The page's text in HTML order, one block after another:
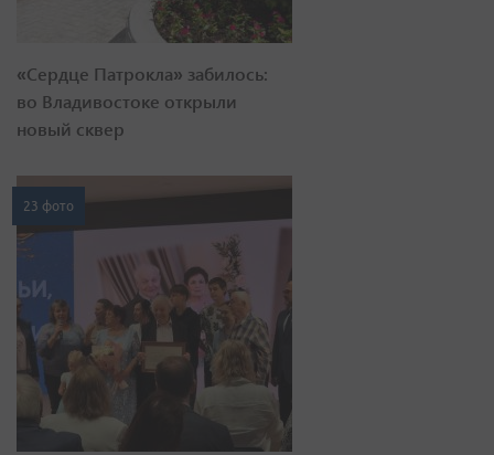
«Сердце Патрокла» забилось:
во Владивостоке открыли
новый сквер
23 фото